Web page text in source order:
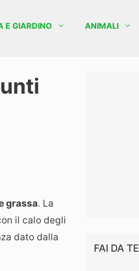
E GIARDINO ANIMALI
grassa. La
il calo degli
dato dalla
FAI DA TE